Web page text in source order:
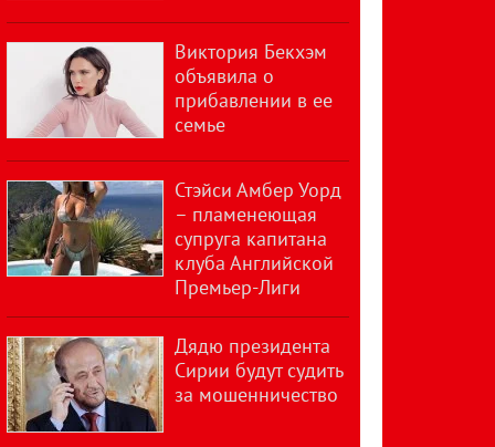
Виктория Бекхэм
объявила о
прибавлении в ее
семье
Стэйси Амбер Уорд
– пламенеющая
супруга капитана
клуба Английской
Премьер-Лиги
Дядю президента
Сирии будут судить
за мошенничество